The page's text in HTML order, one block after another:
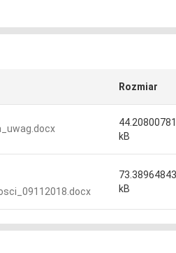
Rozmiar
kB
kB